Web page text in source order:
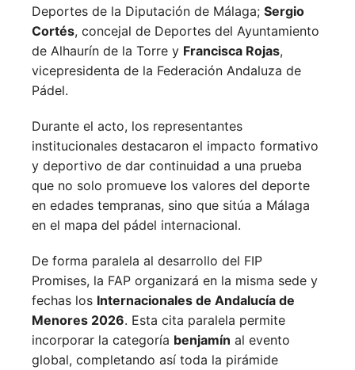
Deportes de la Diputación de Málaga; Sergio
Cortés, concejal de Deportes del Ayuntamiento
de Alhaurín de la Torre y Francisca Rojas,
vicepresidenta de la Federación Andaluza de
Pádel.
Durante el acto, los representantes
institucionales destacaron el impacto formativo
y deportivo de dar continuidad a una prueba
que no solo promueve los valores del deporte
en edades tempranas, sino que sitúa a Málaga
en el mapa del pádel internacional.
De forma paralela al desarrollo del FIP
Promises, la FAP organizará en la misma sede y
fechas los Internacionales de Andalucía de
Menores 2026. Esta cita paralela permite
incorporar la categoría benjamín al evento
global, completando así toda la pirámide